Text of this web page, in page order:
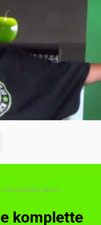
Die komplette Saison
komplette